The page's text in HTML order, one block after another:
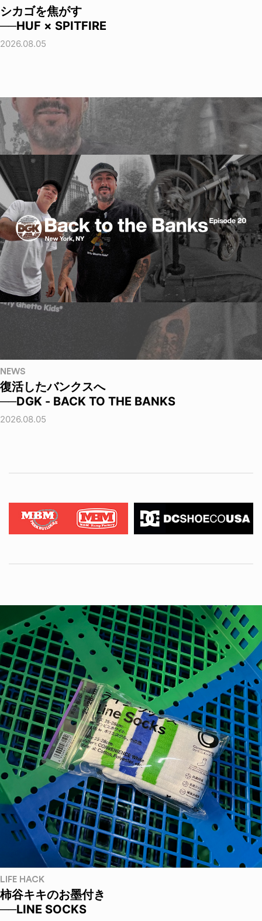
シカゴを焦がす
──HUF × SPITFIRE
2026.08.05
NEWS
復活したバンクスへ
──DGK - BACK TO THE BANKS
2026.08.05
LIFE HACK
柿谷キキのお墨付き
──LINE SOCKS